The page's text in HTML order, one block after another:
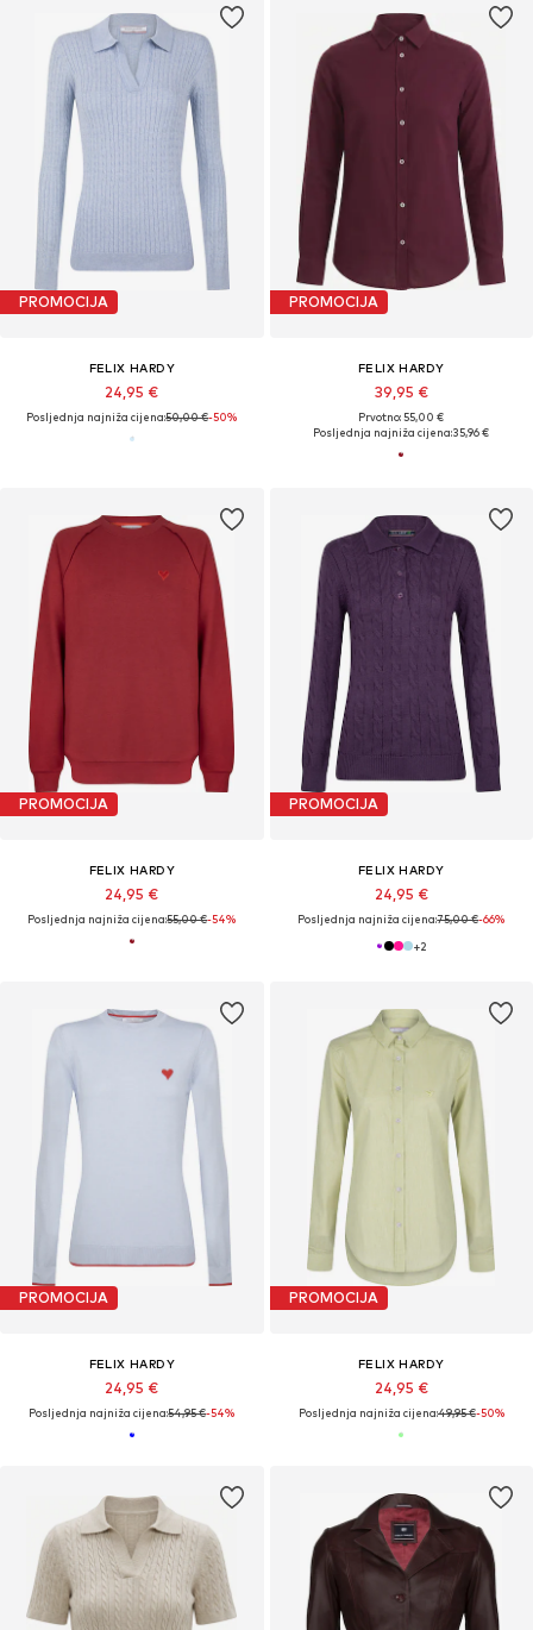
PROMOCIJA
FELIX HARDY
24,95 €
Posljednja najniža cijena:50,00 €-50%
PROMOCIJA
FELIX HARDY
39,95 €
Prvotno: 55,00 €
Posljednja najniža cijena:35,96 €
PROMOCIJA
FELIX HARDY
24,95 €
Posljednja najniža cijena:55,00 €-54%
PROMOCIJA
FELIX HARDY
24,95 €
Posljednja najniža cijena:75,00 €-66%
+2
PROMOCIJA
FELIX HARDY
24,95 €
Posljednja najniža cijena:54,95 €-54%
PROMOCIJA
FELIX HARDY
24,95 €
Posljednja najniža cijena:49,95 €-50%